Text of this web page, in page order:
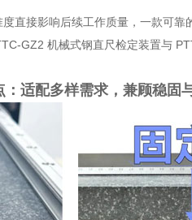
直接影响后续工作质量，一款可靠
GZ2 机械式钢直尺检定装置与
：适配多样需求，兼顾稳固